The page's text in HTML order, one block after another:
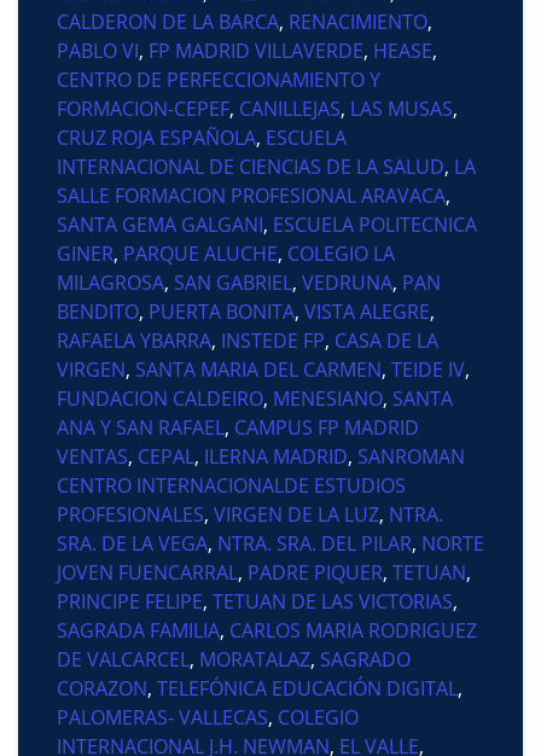
CALDERON DE LA BARCA, RENACIMIENTO,
PABLO VI, FP MADRID VILLAVERDE, HEASE,
CENTRO DE PERFECCIONAMIENTO Y
FORMACION-CEPEF, CANILLEJAS, LAS MUSAS,
CRUZ ROJA ESPAÑOLA, ESCUELA
INTERNACIONAL DE CIENCIAS DE LA SALUD, LA
SALLE FORMACION PROFESIONAL ARAVACA,
SANTA GEMA GALGANI, ESCUELA POLITECNICA
GINER, PARQUE ALUCHE, COLEGIO LA
MILAGROSA, SAN GABRIEL, VEDRUNA, PAN
BENDITO, PUERTA BONITA, VISTA ALEGRE,
RAFAELA YBARRA, INSTEDE FP, CASA DE LA
VIRGEN, SANTA MARIA DEL CARMEN, TEIDE IV,
FUNDACION CALDEIRO, MENESIANO, SANTA
ANA Y SAN RAFAEL, CAMPUS FP MADRID
VENTAS, CEPAL, ILERNA MADRID, SANROMAN
CENTRO INTERNACIONALDE ESTUDIOS
PROFESIONALES, VIRGEN DE LA LUZ, NTRA.
SRA. DE LA VEGA, NTRA. SRA. DEL PILAR, NORTE
JOVEN FUENCARRAL, PADRE PIQUER, TETUAN,
PRINCIPE FELIPE, TETUAN DE LAS VICTORIAS,
SAGRADA FAMILIA, CARLOS MARIA RODRIGUEZ
DE VALCARCEL, MORATALAZ, SAGRADO
CORAZON, TELEFÓNICA EDUCACIÓN DIGITAL,
PALOMERAS- VALLECAS, COLEGIO
INTERNACIONAL J.H. NEWMAN, EL VALLE,